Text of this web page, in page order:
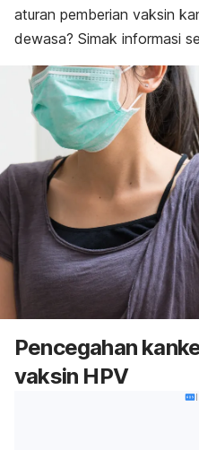
aturan pemberian vaksin
dewasa? Simak informasi
Pencegahan
vaksin HPV